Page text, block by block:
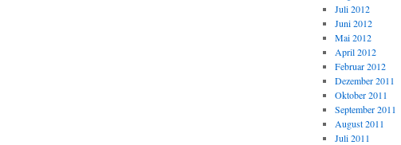
Juli 2012
Juni 2012
Mai 2012
April 2012
Februar 2012
Dezember 2011
Oktober 2011
September 2011
August 2011
Juli 2011